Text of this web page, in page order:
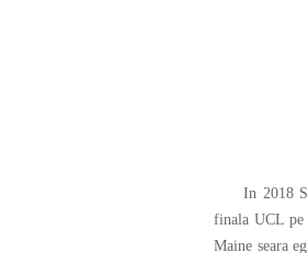
In 2018
finala UCL pe
Maine seara